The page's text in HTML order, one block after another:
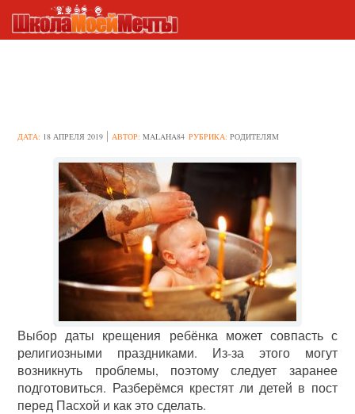
ДАТА: 18 АПРЕЛЯ 2019 АВТОР:MALAHA84 РУБРИКА:РОДИТЕЛЯМ
Выбор даты крещения ребёнка может совпасть с
религиозными праздниками. Из-за этого могут
возникнуть проблемы, поэтому следует заранее
подготовиться. Разберёмся крестят ли детей в пост
перед Пасхой и как это сделать.